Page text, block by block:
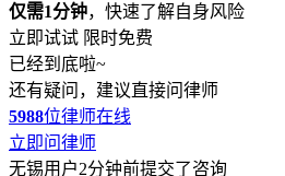
仅需1分钟，快速了解自身风险
立即试试 限时免费
已经到底啦~
还有疑问，建议直接问律师
5988位律师在线
立即问律师
无锡用户2分钟前提交了咨询